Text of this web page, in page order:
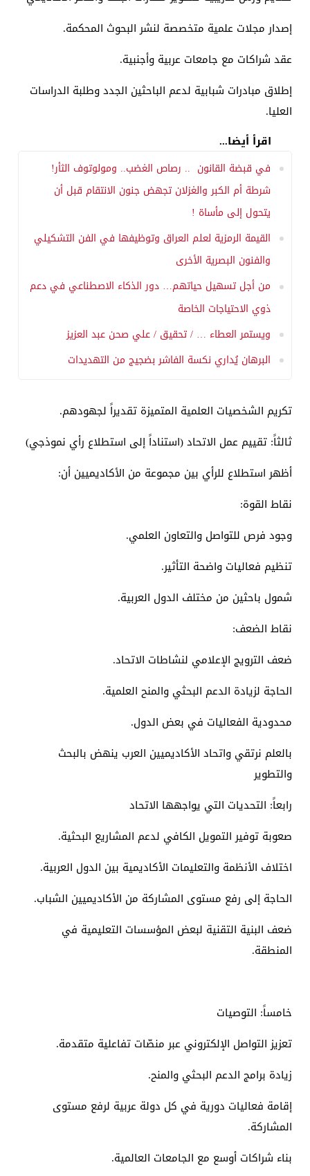
إصدار مجلات علمية متخصصة لنشر البحوث المحكمة.
عقد شراكات مع جامعات عربية وأجنبية.
إطلاق مبادرات شبابية لدعم الباحثين الجدد وطلبة الدراسات
العليا.
اقرأ أيضا...
في قبضة القانون .. رصاص الغضب.. ومولوتوف الثأر!
شرطة أم الكبر والغزلان تجهض جنون الانتقام قبل أن
يتحول إلى مأساة !
القيمة الرمزية لعلم العراق وتوظيفها في الفن التشكيلي
والفنون البصرية الأخرى
من أجل تسهيل حياتهم… دور الذكاء الاصطناعي في دعم
ذوي الاحتياجات الخاصة
ويستمر العطاء … / تحقيق / علي صحن عبد العزيز
البرهان يُداري نكسة الفاشر بضجيج من التهديدات
تكريم الشخصيات العلمية المتميزة تقديراً لجهودهم.
ثالثاً: تقييم عمل الاتحاد (استناداً إلى استطلاع رأي نموذجي)
أظهر استطلاع للرأي بين مجموعة من الأكاديميين أن:
نقاط القوة:
وجود فرص للتواصل والتعاون العلمي.
تنظيم فعاليات واضحة التأثير.
شمول باحثين من مختلف الدول العربية.
نقاط الضعف:
ضعف الترويج الإعلامي لنشاطات الاتحاد.
الحاجة لزيادة الدعم البحثي والمنح العلمية.
محدودية الفعاليات في بعض الدول.
بالعلم نرتقي واتحاد الأكاديميين العرب ينهض بالبحث
والتطوير
رابعاً: التحديات التي يواجهها الاتحاد
صعوبة توفير التمويل الكافي لدعم المشاريع البحثية.
اختلاف الأنظمة والتعليمات الأكاديمية بين الدول العربية.
الحاجة إلى رفع مستوى المشاركة من الأكاديميين الشباب.
ضعف البنية التقنية لبعض المؤسسات التعليمية في
المنطقة.
خامساً: التوصيات
تعزيز التواصل الإلكتروني عبر منصّات تفاعلية متقدمة.
زيادة برامج الدعم البحثي والمنح.
إقامة فعاليات دورية في كل دولة عربية لرفع مستوى
المشاركة.
بناء شراكات أوسع مع الجامعات العالمية.